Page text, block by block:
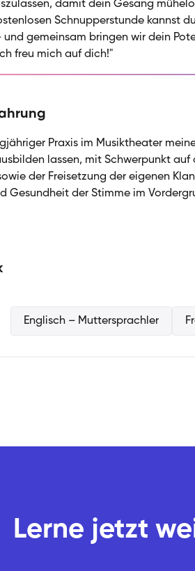
und einem gesunden Umgang
technisches Wissen mit
wie von selbst singt. Mein
damit dein Gesang
Schnupperstunde kannst
und gemeinsam bringen wir dein
freu mich auf dich!"
Praxis im Musiktheater
lassen, mit Schwerpunkt auf
der Freisetzung der eigenen
Gesundheit der Stimme im
Mein Unterricht richtet sich
entfalten möchten. Methodisch
Englisch – Muttersprachler
Lerne jetzt